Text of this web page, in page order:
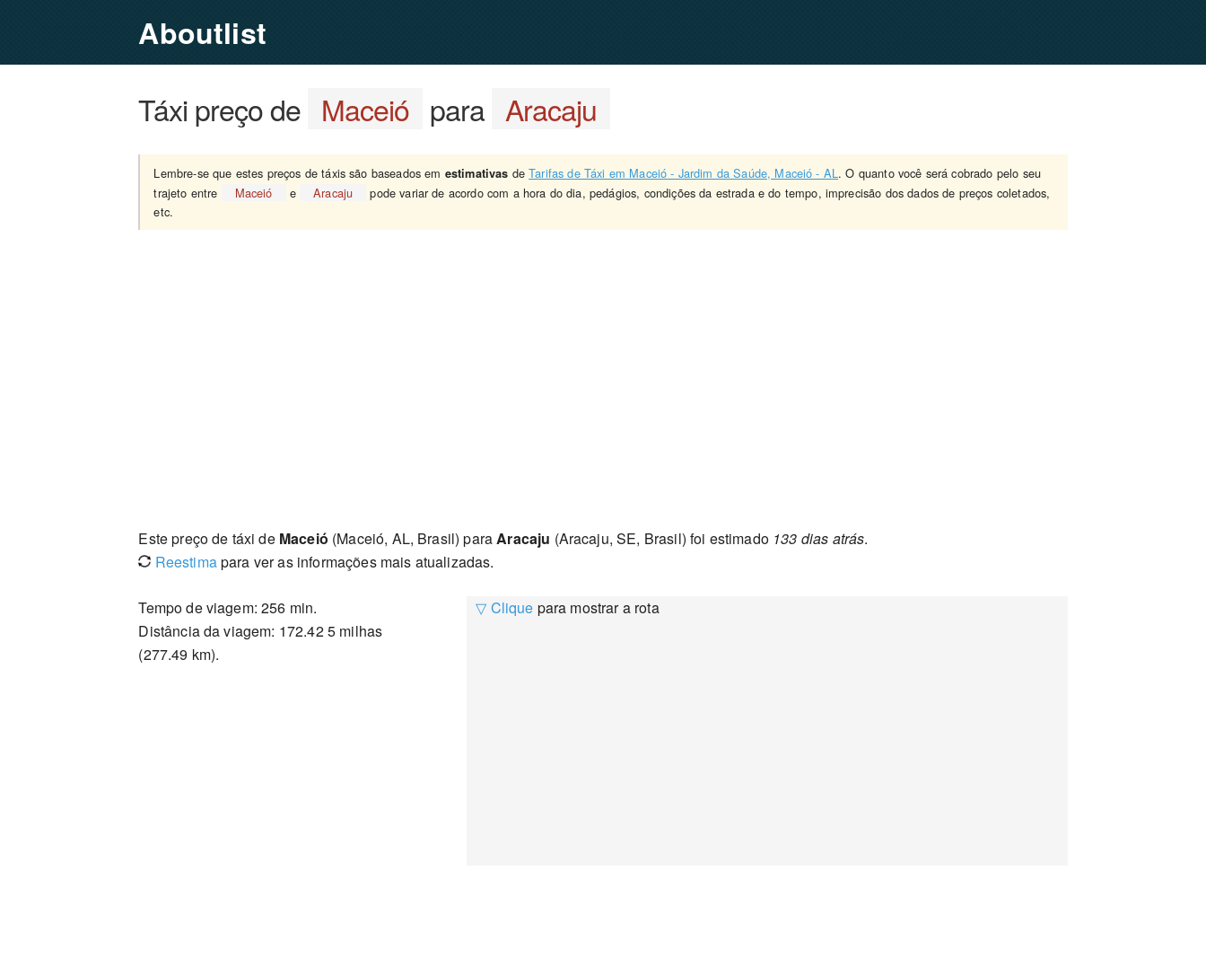
Aboutlist
Táxi preço de Maceió para Aracaju
Lembre-se que estes preços de táxis são baseados em estimativas deTarifas de Táxi em Maceió - Jardim da Saúde, Maceió - AL. O quanto você será cobrado pelo seu
trajeto entre
Maceió e Aracaju
pode variar de acordo com a hora do dia, pedágios, condições da estrada e do tempo, imprecisão dos dados de preços coletados,
etc.
Este preço de táxi de Maceió (Maceió, AL, Brasil) paraAracaju (Aracaju, SE, Brasil) foi estimado 133 dias atrás.
Reestimapara ver as informações mais atualizadas.
Tempo de viagem: 256 min.
Distância da viagem: 172.42 5 milhas
(277.49 km).
▽ Clique para mostrar a rota